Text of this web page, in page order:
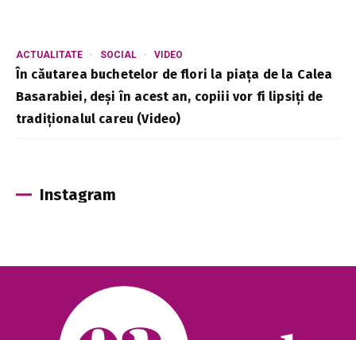
ACTUALITATE SOCIAL VIDEO
În căutarea buchetelor de flori la piața de la Calea
Basarabiei, deși în acest an, copiii vor fi lipsiți de
tradiționalul careu (Video)
Instagram